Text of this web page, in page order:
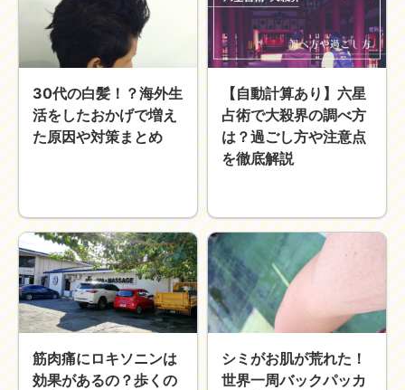
30代の白髪！？海外生
活をしたおかげで増え
た原因や対策まとめ
【自動計算あり】六星
占術で大殺界の調べ方
は？過ごし方や注意点
を徹底解説
筋肉痛にロキソニンは
効果があるの？歩くの
シミがお肌が荒れた！
世界一周バックパッカ